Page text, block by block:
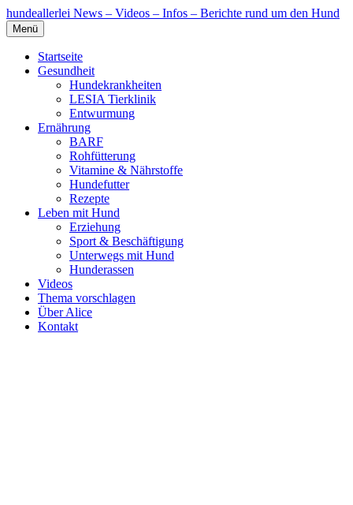
hundeallerlei News – Videos – Infos – Berichte rund um den Hund
Menü
Startseite
Gesundheit
Hundekrankheiten
LESIA Tierklinik
Entwurmung
Ernährung
BARF
Rohfütterung
Vitamine & Nährstoffe
Hundefutter
Rezepte
Leben mit Hund
Erziehung
Sport & Beschäftigung
Unterwegs mit Hund
Hunderassen
Videos
Thema vorschlagen
Über Alice
Kontakt